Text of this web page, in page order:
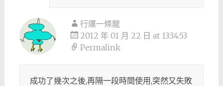
行運一條龍
2012 年 01 月 22 日 at 13:34:53
Permalink
成功了幾次之後,再隔一段時間使用,突然又失敗